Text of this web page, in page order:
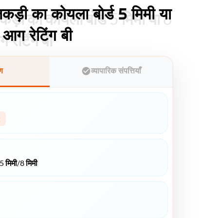
का कोयला बोर्ड 5 मिमी या
आग रेटिंग बी
का कोयला बोर्ड 5 मिमी या 8
रेटिंग बी
व्यापारिक संपत्तियाँ
8 मिमी